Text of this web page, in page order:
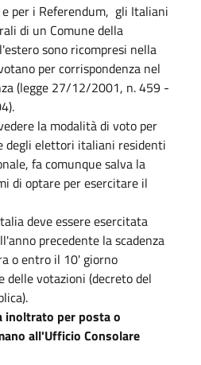
per i Referendum, gli Italiani
di un Comune della
sono ricompresi nella
per corrispondenza nel
(legge 27/12/2001, n. 459 -
la modalità di voto per
degli elettori italiani residenti
fa comunque salva la
di optare per esercitare il
deve essere esercitata
precedente la scadenza
o entro il 10' giorno
delle votazioni (decreto del
inoltrato per posta o
all'Ufficio Consolare